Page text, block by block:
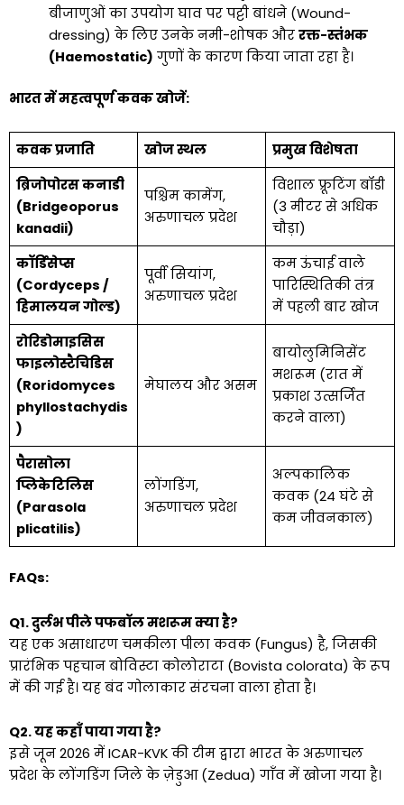
बीजाणुओं का उपयोग घाव पर पट्टी बांधने (Wound-
dressing) के लिए उनके नमी-शोषक और रक्त-स्तंभक
(Haemostatic) गुणों के कारण किया जाता रहा है।
भारत में महत्वपूर्ण कवक खोजें:
कवक प्रजाति खोज स्थल
प्रमुख विशेषता
ब्रिजोपोरस कनाडी
(Bridgeoporus
kanadii)
पश्चिम कामेंग,
अरुणाचल प्रदेश
विशाल फ्रूटिंग बॉडी
(3 मीटर से अधिक
चौड़ा)
कॉर्डिसेप्स
(Cordyceps /
हिमालयन गोल्ड)
पूर्वी सियांग,
अरुणाचल प्रदेश
कम ऊंचाई वाले
पारिस्थितिकी तंत्र
में पहली बार खोज
रोरिडोमाइसिस
फाइलोस्टैचिडिस
(Roridomyces
phyllostachydis
)
मेघालय और असम
बायोलुमिनिसेंट
मशरूम (रात में
प्रकाश उत्सर्जित
करने वाला)
पैरासोला
प्लिकेटिलिस
(Parasola
plicatilis)
लोंगडिंग,
अरुणाचल प्रदेश
अल्पकालिक
कवक (24 घंटे से
कम जीवनकाल)
FAQs:
Q1. दुर्लभ पीले पफबॉल मशरूम क्या है?
यह एक असाधारण चमकीला पीला कवक (Fungus) है, जिसकी
प्रारंभिक पहचान बोविस्टा कोलोराटा (Bovista colorata) के रूप
में की गई है। यह बंद गोलाकार संरचना वाला होता है।
Q2. यह कहाँ पाया गया है?
इसे जून 2026 में ICAR-KVK की टीम द्वारा भारत के अरुणाचल
प्रदेश के लोंगडिंग जिले के ज़ेडुआ (Zedua) गाँव में खोजा गया है।